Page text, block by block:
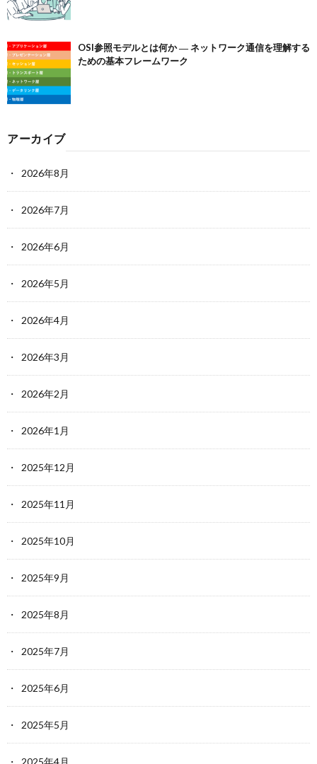
OSI参照モデルとは何か ― ネットワーク通信を理解する
ための基本フレームワーク
アーカイブ
2026年8月
2026年7月
2026年6月
2026年5月
2026年4月
2026年3月
2026年2月
2026年1月
2025年12月
2025年11月
2025年10月
2025年9月
2025年8月
2025年7月
2025年6月
2025年5月
2025年4月